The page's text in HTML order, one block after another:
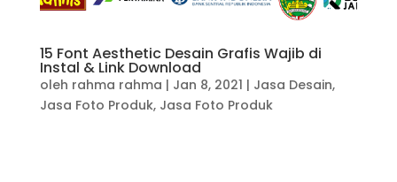
15 Font Aesthetic Desain Grafis Wajib di
Instal & Link Download
oleh rahma rahma | Jan 8, 2021 | Jasa Desain,
Jasa Foto Produk, Jasa Foto Produk